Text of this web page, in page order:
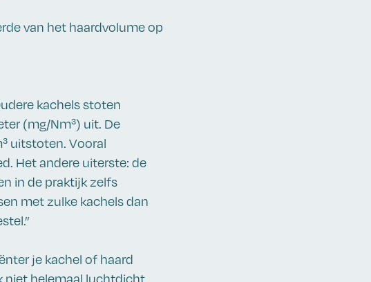
van het haardvolume op
kachels stoten
(mg/Nm³) uit. De
uitstoten. Vooral
Het andere uiterste: de
in de praktijk zelfs
met zulke kachels dan
je kachel of haard
niet helemaal luchtdicht